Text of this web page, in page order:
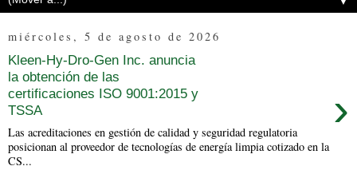
miércoles, 5 de agosto de 2026
Kleen-Hy-Dro-Gen Inc. anuncia
la obtención de las
certificaciones ISO 9001:2015 y
TSSA
›
Las acreditaciones en gestión de calidad y seguridad regulatoria
posicionan al proveedor de tecnologías de energía limpia cotizado en la
CS...